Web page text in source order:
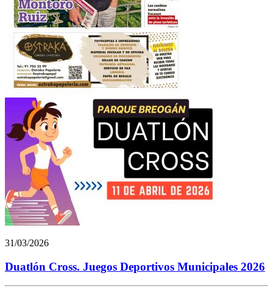
31/03/2026
Duatlón Cross. Juegos Deportivos Municipales 2026